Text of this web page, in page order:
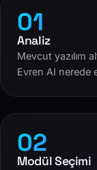
01
Analiz
Mevcut yazılım
Evren AI nerede
02
Modül Seçimi